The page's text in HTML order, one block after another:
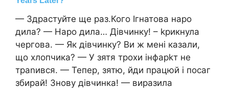
— Здрастуйте ще раз.Кого Ігнатова наро
дила? — Наро дила… Дівчинку! – kрикнула
чергова. — Як дівчинку? Ви ж мені казали,
що хлопчика? — У зятя трохи інфарkт не
траnився. — Тепер, зятю, йди працюй і посаг
збирай! Знову дівчинка! — виразила